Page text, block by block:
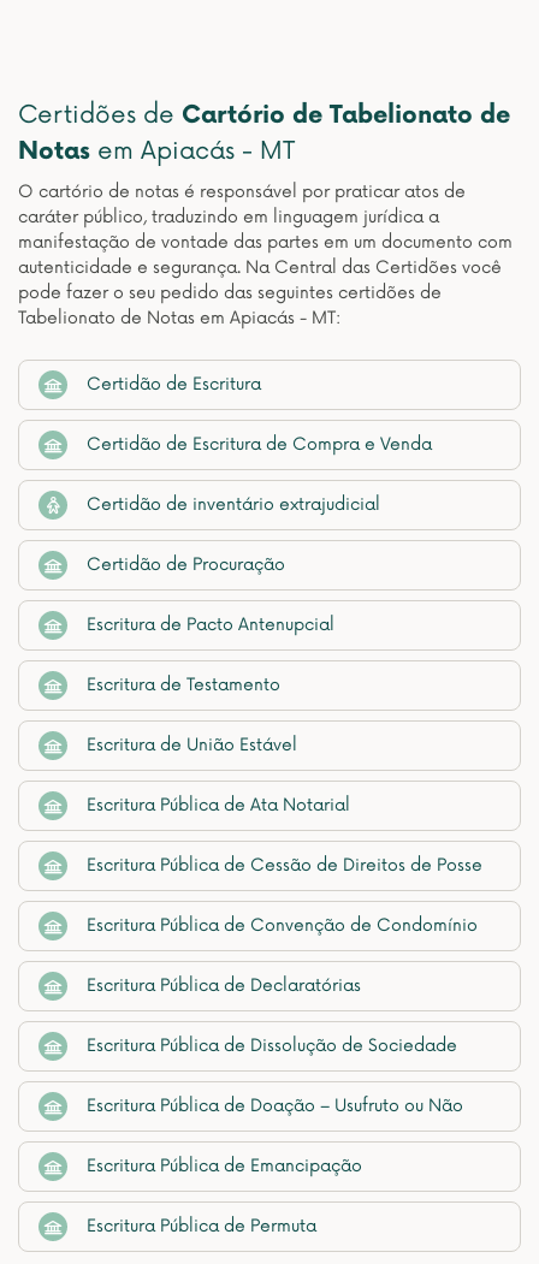
Certidões de Cartório de Tabelionato de
Notas em Apiacás - MT
O cartório de notas é responsável por praticar atos de
caráter público, traduzindo em linguagem jurídica a
manifestação de vontade das partes em um documento com
autenticidade e segurança. Na Central das Certidões você
pode fazer o seu pedido das seguintes certidões de
Tabelionato de Notas em Apiacás - MT:
Certidão de Escritura
Certidão de Escritura de Compra e Venda
Certidão de inventário extrajudicial
Certidão de Procuração
Escritura de Pacto Antenupcial
Escritura de Testamento
Escritura de União Estável
Escritura Pública de Ata Notarial
Escritura Pública de Cessão de Direitos de Posse
Escritura Pública de Convenção de Condomínio
Escritura Pública de Declaratórias
Escritura Pública de Dissolução de Sociedade
Escritura Pública de Doação – Usufruto ou Não
Escritura Pública de Emancipação
Escritura Pública de Permuta